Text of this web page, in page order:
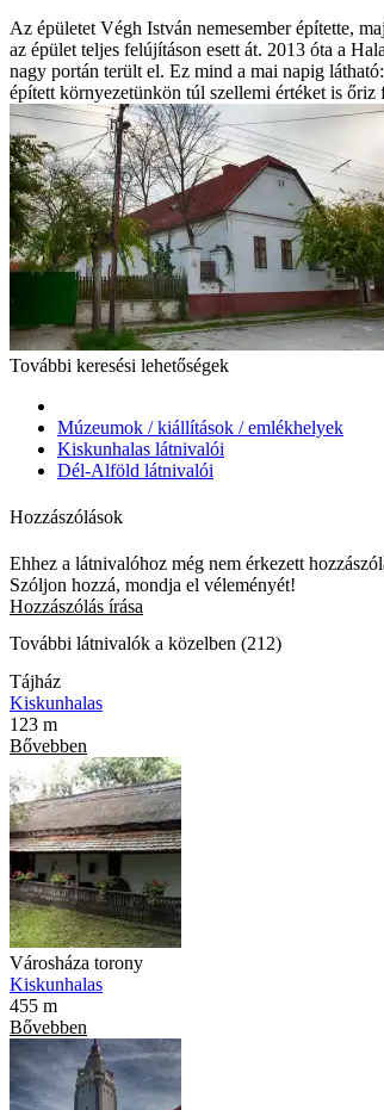
Az épületet Végh István nemesember építette,
az épület teljes felújításon esett át. 2013 óta a
nagy portán terült el. Ez mind a mai napig
épített környezetünkön túl szellemi értéket is őriz
További keresési lehetőségek
Múzeumok / kiállítások / emlékhelyek
Kiskunhalas látnivalói
Dél-Alföld látnivalói
Hozzászólások
Ehhez a látnivalóhoz még nem érkezett
Szóljon hozzá, mondja el véleményét!
Hozzászólás írása
További látnivalók a közelben (212)
Tájház
Kiskunhalas
123 m
Bővebben
Városháza torony
Kiskunhalas
455 m
Bővebben